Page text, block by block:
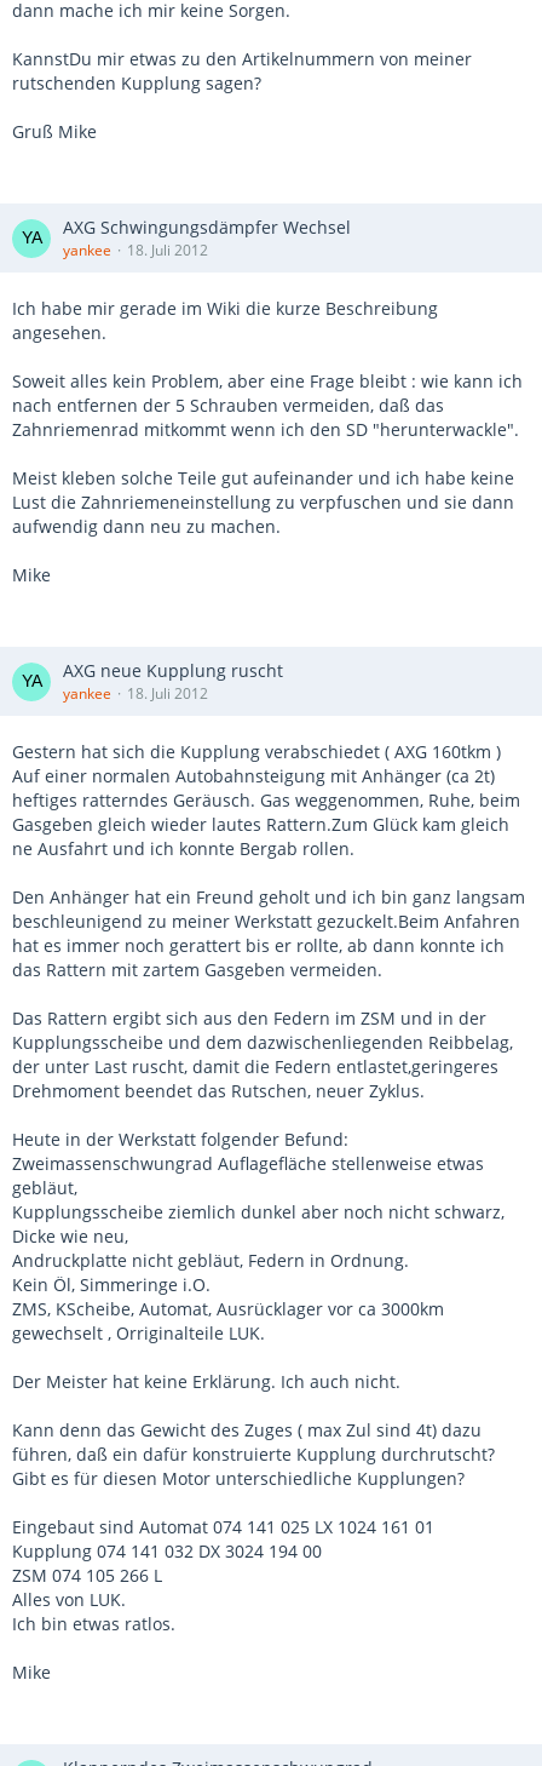
dann mache ich mir keine Sorgen.
KannstDu mir etwas zu den Artikelnummern von meiner
rutschenden Kupplung sagen?
Gruß Mike
AXG Schwingungsdämpfer Wechsel
yankee 18. Juli 2012
Ich habe mir gerade im Wiki die kurze Beschreibung
angesehen.
Soweit alles kein Problem, aber eine Frage bleibt : wie kann ich
nach entfernen der 5 Schrauben vermeiden, daß das
Zahnriemenrad mitkommt wenn ich den SD "herunterwackle".
Meist kleben solche Teile gut aufeinander und ich habe keine
Lust die Zahnriemeneinstellung zu verpfuschen und sie dann
aufwendig dann neu zu machen.
Mike
AXG neue Kupplung ruscht
yankee 18. Juli 2012
Gestern hat sich die Kupplung verabschiedet ( AXG 160tkm )
Auf einer normalen Autobahnsteigung mit Anhänger (ca 2t)
heftiges ratterndes Geräusch. Gas weggenommen, Ruhe, beim
Gasgeben gleich wieder lautes Rattern.Zum Glück kam gleich
ne Ausfahrt und ich konnte Bergab rollen.
Den Anhänger hat ein Freund geholt und ich bin ganz langsam
beschleunigend zu meiner Werkstatt gezuckelt.Beim Anfahren
hat es immer noch gerattert bis er rollte, ab dann konnte ich
das Rattern mit zartem Gasgeben vermeiden.
Das Rattern ergibt sich aus den Federn im ZSM und in der
Kupplungsscheibe und dem dazwischenliegenden Reibbelag,
der unter Last ruscht, damit die Federn entlastet,geringeres
Drehmoment beendet das Rutschen, neuer Zyklus.
Heute in der Werkstatt folgender Befund:
Zweimassenschwungrad Auflagefläche stellenweise etwas
gebläut,
Kupplungsscheibe ziemlich dunkel aber noch nicht schwarz,
Dicke wie neu,
Andruckplatte nicht gebläut, Federn in Ordnung.
Kein Öl, Simmeringe i.O.
ZMS, KScheibe, Automat, Ausrücklager vor ca 3000km
gewechselt , Orriginalteile LUK.
Der Meister hat keine Erklärung. Ich auch nicht.
Kann denn das Gewicht des Zuges ( max Zul sind 4t) dazu
führen, daß ein dafür konstruierte Kupplung durchrutscht?
Gibt es für diesen Motor unterschiedliche Kupplungen?
Eingebaut sind Automat 074 141 025 LX 1024 161 01
Kupplung 074 141 032 DX 3024 194 00
ZSM 074 105 266 L
Alles von LUK.
Ich bin etwas ratlos.
Mike